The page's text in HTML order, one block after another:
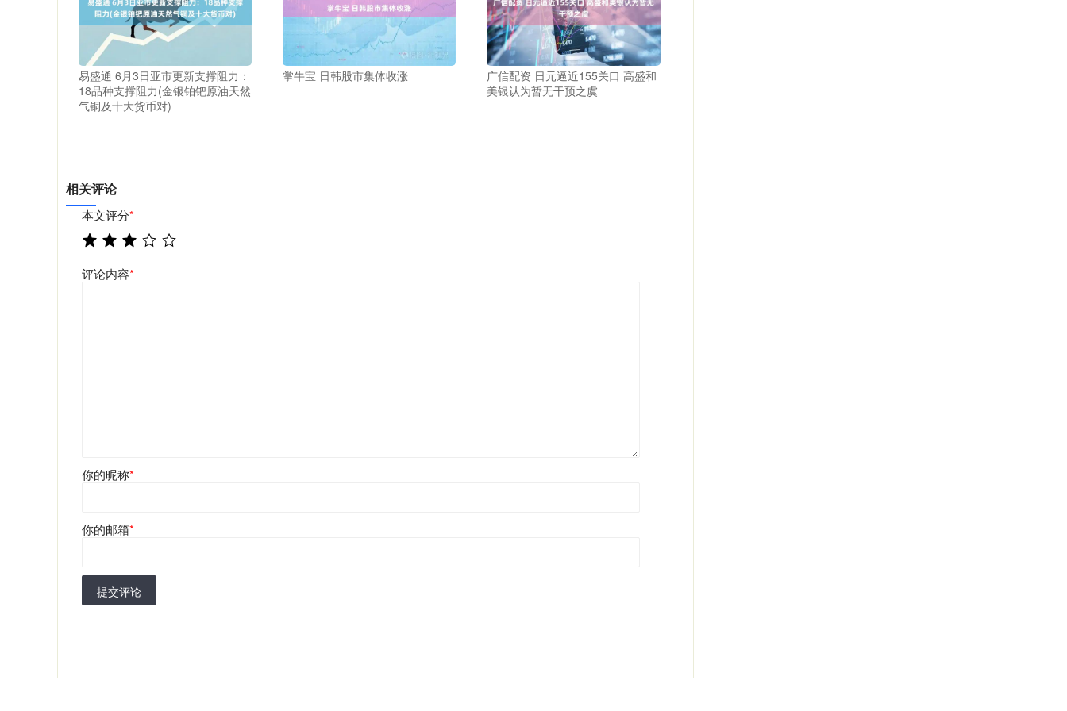
易盛通 6月3日亚市更新支撑阻力：
18品种支撑阻力(金银铂钯原油天然
气铜及十大货币对)
掌牛宝 日韩股市集体收涨
广信配资 日元逼近155关口 高盛和
美银认为暂无干预之虞
相关评论
本文评分*
评论内容*
你的昵称*
你的邮箱*
提交评论